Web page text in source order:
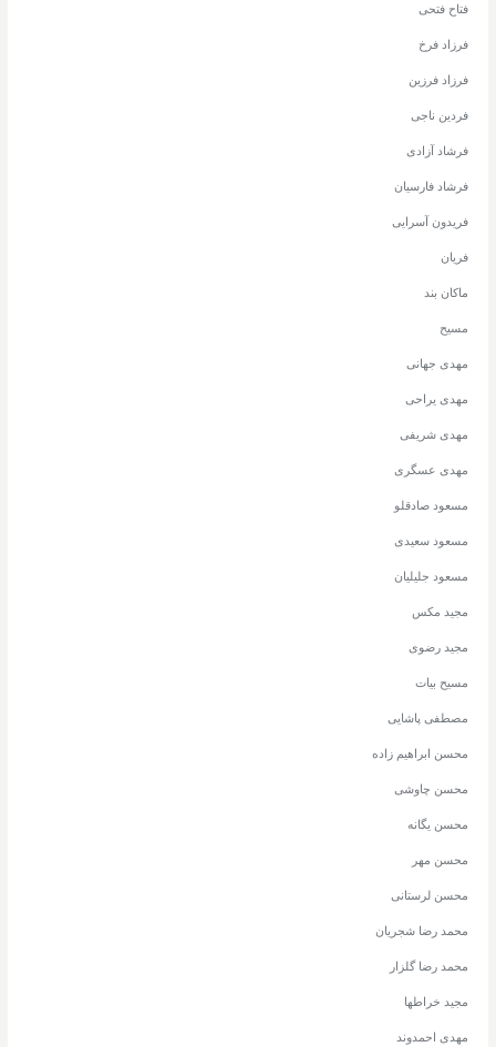
فتاح فتحی
فرزاد فرخ
فرزاد فرزین
فردین ناجی
فرشاد آزادی
فرشاد فارسیان
فریدون آسرایی
فریان
ماکان بند
مسیح
مهدی جهانی
مهدی یراحی
مهدی شریفی
مهدی عسگری
مسعود صادقلو
مسعود سعیدی
مسعود جلیلیان
مجید مکس
مجید رضوی
مسیح بیات
مصطفی پاشایی
محسن ابراهیم زاده
محسن چاوشی
محسن یگانه
محسن مهر
محسن لرستانی
محمد رضا شجریان
محمد رضا گلزار
مجید خراطها
مهدی احمدوند